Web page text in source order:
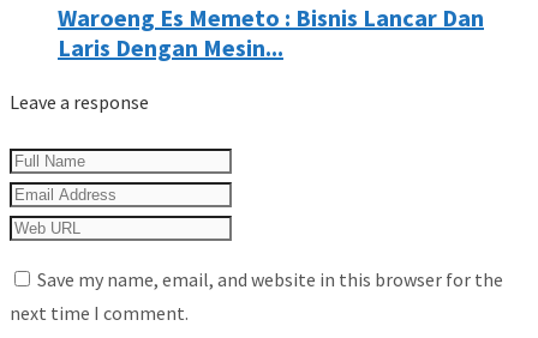
Waroeng Es Memeto : Bisnis Lancar Dan
Laris Dengan Mesin...
Leave a response
Save my name, email, and website in this browser for the
next time I comment.